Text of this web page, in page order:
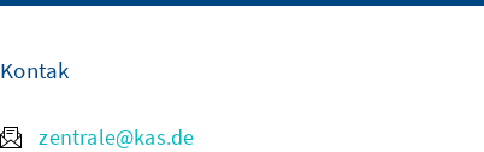
Kontak
zentrale@kas.de